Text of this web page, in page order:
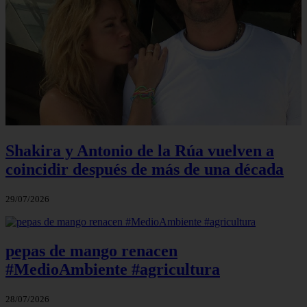
Shakira y Antonio de la Rúa vuelven a
coincidir después de más de una década
29/07/2026
pepas de mango renacen
#MedioAmbiente #agricultura
28/07/2026